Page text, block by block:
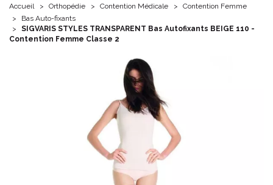
Accueil Orthopédie Contention Médicale
Contention Femme
Bas Auto-fixants
SIGVARIS STYLES TRANSPARENT Bas Autofixants BEIGE 110 -
Contention Femme Classe 2